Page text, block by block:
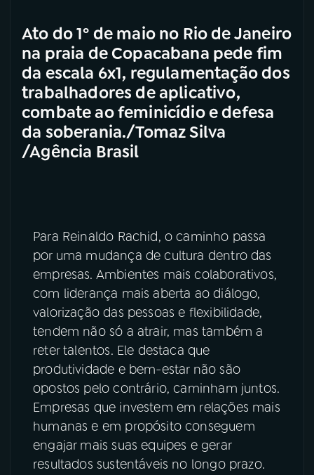
Ato do 1º de maio no Rio de Janeiro
na praia de Copacabana pede fim
da escala 6x1, regulamentação dos
trabalhadores de aplicativo,
combate ao feminicídio e defesa
da soberania./Tomaz Silva
/Agência Brasil
Para Reinaldo Rachid, o caminho passa
por uma mudança de cultura dentro das
empresas. Ambientes mais colaborativos,
com liderança mais aberta ao diálogo,
valorização das pessoas e flexibilidade,
tendem não só a atrair, mas também a
reter talentos. Ele destaca que
produtividade e bem-estar não são
opostos pelo contrário, caminham juntos.
Empresas que investem em relações mais
humanas e em propósito conseguem
engajar mais suas equipes e gerar
resultados sustentáveis no longo prazo.